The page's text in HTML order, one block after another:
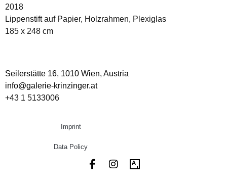
2018
Lippenstift auf Papier, Holzrahmen, Plexiglas
185 x 248 cm
Seilerstätte 16, 1010 Wien, Austria
info@galerie-krinzinger.at
+43 1 5133006
Imprint
Data Policy